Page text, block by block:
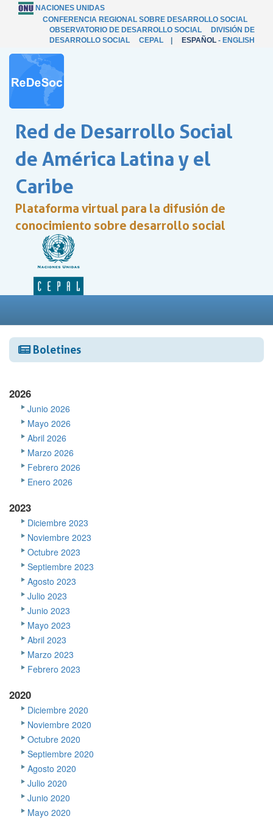
NACIONES UNIDAS
CONFERENCIA REGIONAL SOBRE DESARROLLO SOCIAL
OBSERVATORIO DE DESARROLLO SOCIAL
DIVISIÓN DE
DESARROLLO SOCIAL
CEPAL ESPAÑOL - ENGLISH
Red de Desarrollo Social
de América Latina y el
Caribe
Plataforma virtual para la difusión de
conocimiento sobre desarrollo social
Boletines
2026
Junio 2026
Mayo 2026
Abril 2026
Marzo 2026
Febrero 2026
Enero 2026
2023
Diciembre 2023
Noviembre 2023
Octubre 2023
Septiembre 2023
Agosto 2023
Julio 2023
Junio 2023
Mayo 2023
Abril 2023
Marzo 2023
Febrero 2023
2020
Diciembre 2020
Noviembre 2020
Octubre 2020
Septiembre 2020
Agosto 2020
Julio 2020
Junio 2020
Mayo 2020